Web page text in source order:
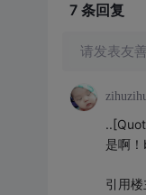
7 条回复
请发表友
是啊
引用